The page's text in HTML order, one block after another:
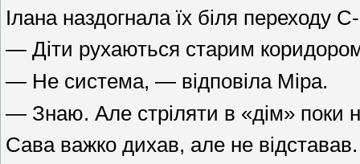
Ілана наздогнала їх біля переходу
— Діти рухаються старим
— Не система, — відповіла Міра.
— Знаю. Але стріляти в «дім» поки
Сава важко дихав, але не відставав.